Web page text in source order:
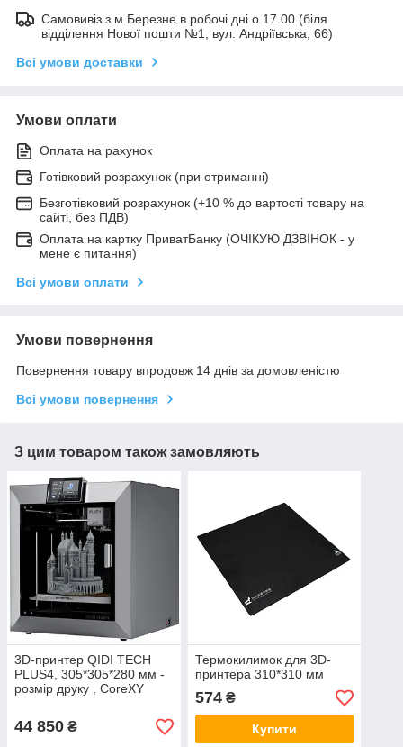
Самовивіз з м.Березне в робочі дні о 17.00 (біля
відділення Нової пошти №1, вул. Андріївська, 66)
Всі умови доставки
Умови оплати
Оплата на рахунок
Готівковий розрахунок (при отриманні)
Безготівковий розрахунок (+10 % до вартості товару на
сайті, без ПДВ)
Оплата на картку ПриватБанку (ОЧІКУЮ ДЗВІНОК - у
мене є питання)
Всі умови оплати
Умови повернення
Повернення товару впродовж 14 днів за домовленістю
Всі умови повернення
З цим товаром також замовляють
3D-принтер QIDI TECH
PLUS4, 305*305*280 мм -
розмір друку , CoreXY
44 850 ₴
Термокилимок для 3D-
принтера 310*310 мм
574₴
Купити